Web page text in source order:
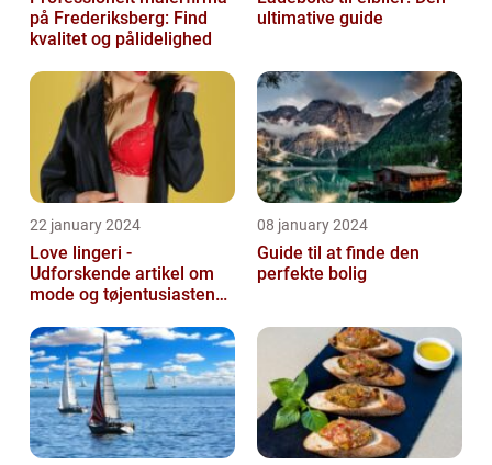
på Frederiksberg: Find
kvalitet og pålidelighed
ultimative guide
22 january 2024
Love lingeri -
Udforskende artikel om
mode og tøjentusiastens
08 january 2024
Guide til at finde den
perfekte bolig